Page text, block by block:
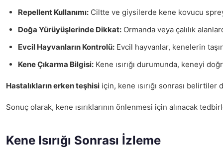
Repellent Kullanımı: Ciltte ve giysilerde kene kovucu
Doğa Yürüyüşlerinde Dikkat: Ormanda veya çalılık
Evcil Hayvanların Kontrolü: Evcil hayvanlar, kenelerin
Kene Çıkarma Bilgisi: Kene ısırığı durumunda, keneyi
Hastalıkların erken teşhisi için, kene ısırığı sonrası
Sonuç olarak, kene ısırıklarının önlenmesi için alınacak
Kene Isırığı Sonrası İzleme